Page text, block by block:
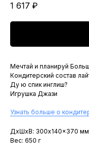
1 617 ₽
Мечтай и планируй
Кондитерский состав
Ду ю спик инглиш?
Игрушка Джази
Узнать больше о
ДxШxВ: 300x140x370 мм
Вес: 650 г